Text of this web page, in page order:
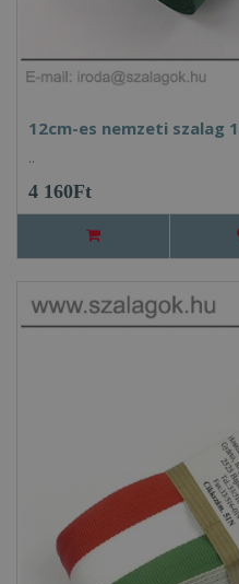
12cm-es nemzeti szalag
..
4 160Ft